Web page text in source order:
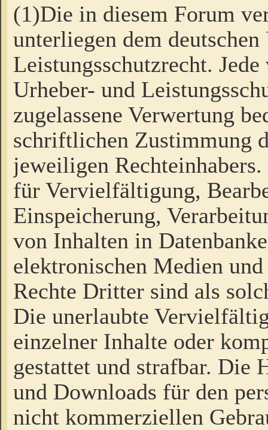
(1)Die in diesem Forum
unterliegen dem
Leistungsschutzrecht.
Urheber- und
zugelassene Verwertung
schriftlichen Zustimmung
jeweiligen
für Vervielfältigung,
Einspeicherung,
von Inhalten in
elektronischen Medien
Rechte Dritter sind als
Die unerlaubte
einzelner Inhalte oder
gestattet und strafbar. Die
und Downloads für den
nicht kommerziellen